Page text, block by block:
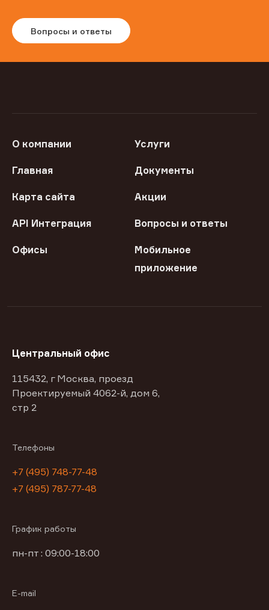
Вопросы и ответы
О компании Услуги
Главная Документы
Карта сайта Акции
API Интеграция Вопросы и ответы
Офисы
Мобильное
приложение
Центральный офис
115432, г Москва, проезд
Проектируемый 4062-й, дом 6,
стр 2
Телефоны
+7 (495) 748-77-48
+7 (495) 787-77-48
График работы
пн-пт : 09:00-18:00
E-mail